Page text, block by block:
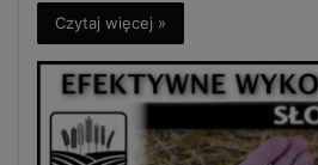
Czytaj więcej »